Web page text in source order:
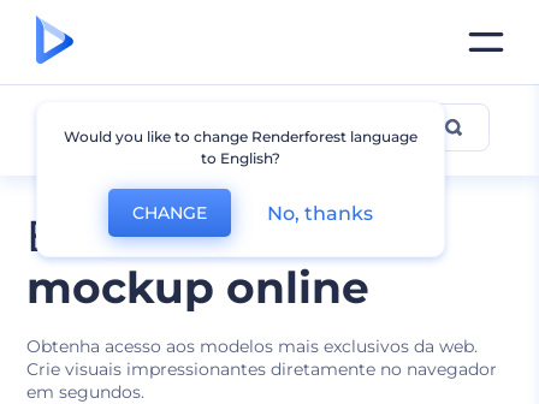
Edite o melhor
mockup online
Obtenha acesso aos modelos mais exclusivos da web.
Crie visuais impressionantes diretamente no navegador
em segundos.
Designs de Mockups
Would you like to change Renderforest language
to English?
CHANGE No, thanks